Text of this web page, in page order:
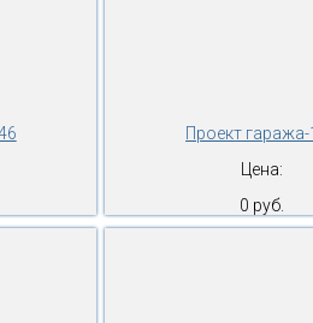
Проект
Цена:
0 руб.